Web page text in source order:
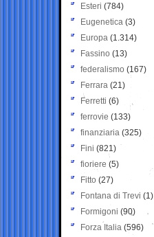
Esteri (784)
Eugenetica (3)
Europa (1.314)
Fassino (13)
federalismo (167)
Ferrara (21)
Ferretti (6)
ferrovie (133)
finanziaria (325)
Fini (821)
fioriere (5)
Fitto (27)
Fontana di Trevi (1)
Formigoni (90)
Forza Italia (596)